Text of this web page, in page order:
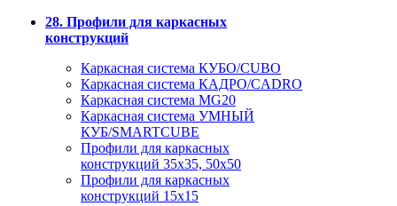
28. Профили для каркасных
конструкций
Каркасная система КУБО/CUBO
Каркасная система КАДРО/CADRO
Каркасная система MG20
Каркасная система УМНЫЙ
КУБ/SMARTCUBE
Профили для каркасных
конструкций 35x35, 50x50
Профили для каркасных
конструкций 15х15